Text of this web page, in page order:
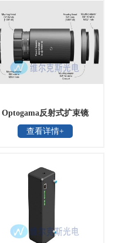
Optogama反射式扩束镜
查看详情+